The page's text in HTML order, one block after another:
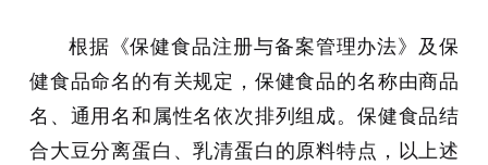
根据《保健食品注册与备案管理办法》及保
健食品命名的有关规定，保健食品的名称由商品
名、通用名和属性名依次排列组成。保健食品结
合大豆分离蛋白、乳清蛋白的原料特点，以上述